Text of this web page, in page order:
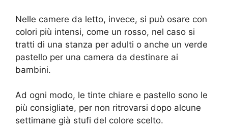
Nelle camere da letto, invece, si può osare con
colori più intensi, come un rosso, nel caso si
tratti di una stanza per adulti o anche un verde
pastello per una camera da destinare ai
bambini.
Ad ogni modo, le tinte chiare e pastello sono le
più consigliate, per non ritrovarsi dopo alcune
settimane già stufi del colore scelto.